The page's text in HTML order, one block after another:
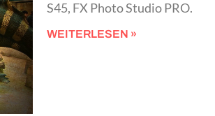
S45, FX Photo Studio PRO.
WEITERLESEN »